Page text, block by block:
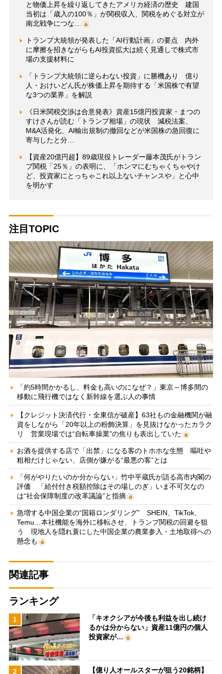
と物価上昇を繰り返してきたアメリカ経済の歴史 建国
当初は「歳入の100％」が関税収入、関税をめぐる対立が
南北戦争につな…
トランプ大統領が発表した「AI行動計画」の要点 内外
に摩擦を招きながらもAI投資拡大は続く見通しで株式市
場の支援材料に
「トランプ大統領に逆らわない投資」に勝機あり 億り
人・おけいどん氏が株価上昇を期待する「米国株で有望
な3つの業界」を解説
《日米関税交渉は合意発表》資産15億円投資家・まつの
すけさんが読む「トランプ相場」の現状 減税法案、
M&A活発化、AI輸出規制の撤回などが米国株の急回復に
寄与したと分…
【資産20億円超】89歳現役トレーダー藤本茂氏がトラン
プ関税「25％」の表明に、「ホンマにむちゃくちゃやけ
ど、投資家にとっちゃこれ以上ないチャンスや」と心中
を明かす
注目TOPIC
「約5時間かかるし、料金も高いのになぜ？」東京～博多間の
移動に飛行機ではなく新幹線を選ぶ人の事情
【クレジット決済代行・全東信が破産】63社もの金融機関が融
資をしながら「20年以上の粉飾決算」を見抜けなかったカラク
リ 営業現場では“自転車操業”の焦りも表出していた
お酒を提供する店で「出禁」になる客のトホホな生態 嘔吐や
粗相だけじゃない、店側が嫌がる“最悪の客”とは
「何がやりたいのか分からない」竹中平蔵氏が語る高市内閣の
評価 「給付付き税額控除はその場しのぎ」いま不可欠なの
は“社会保障制度の改革議論”と指摘
急増する中国企業の“国籍ロンダリング” SHEIN、TikTok、
Temu…本社機能を海外に移転させ、トランプ関税の回避を狙
う 現地人を隠れ蓑にした中国企業の農業参入・土地取得への
懸念も
関連記事
ランキング
1
「キオクシアが今後も利益を出し続け
るかは分からない」資産11億円の個人
投資家が…
2 【億り人オールスターが狙う20銘柄】